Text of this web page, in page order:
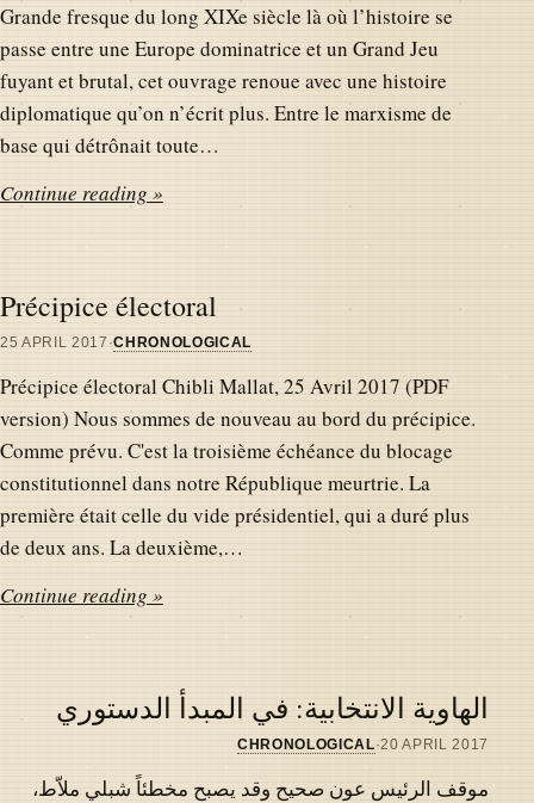
Grande fresque du long XIXe siècle là où l’histoire se
passe entre une Europe dominatrice et un Grand Jeu
fuyant et brutal, cet ouvrage renoue avec une histoire
diplomatique qu’on n’écrit plus. Entre le marxisme de
base qui détrônait toute…
Continue reading »
Précipice électoral
25 APRIL 2017 ·CHRONOLOGICAL
Précipice électoral Chibli Mallat, 25 Avril 2017 (PDF
version) Nous sommes de nouveau au bord du précipice.
Comme prévu. C'est la troisième échéance du blocage
constitutionnel dans notre République meurtrie. La
première était celle du vide présidentiel, qui a duré plus
de deux ans. La deuxième,…
Continue reading »
الهاوية الانتخابية: في المبدأ الدستوري
20 APRIL 2017
·
CHRONOLOGICAL
موقف الرئيس عون صحيح وقد يصبح مخطئاً شبلي ملاّط،